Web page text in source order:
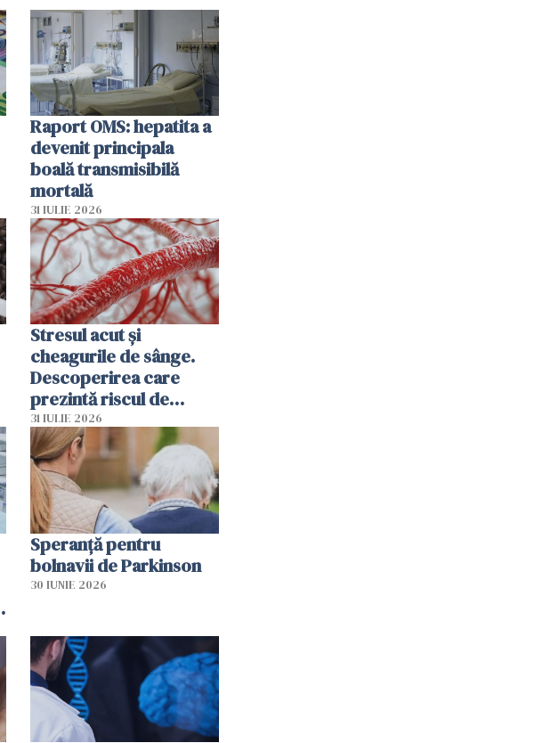
Raport OMS: hepatita a
devenit principala
boală transmisibilă
mortală
31 IULIE 2026
Stresul acut și
cheagurile de sânge.
Descoperirea care
prezintă riscul de
infarct
31 IULIE 2026
Speranță pentru
bolnavii de Parkinson
30 IUNIE 2026